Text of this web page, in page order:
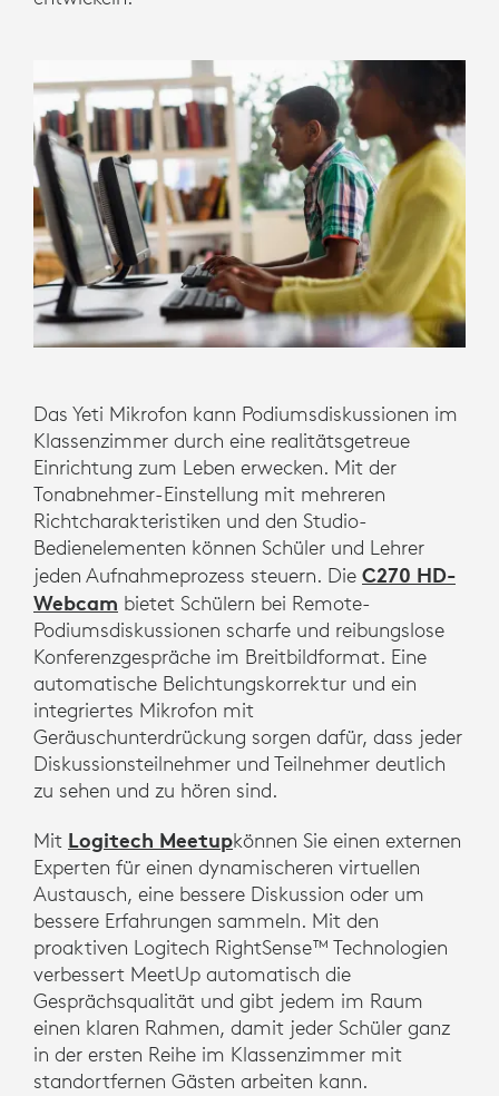
Das Yeti Mikrofon kann Podiumsdiskussionen im
Klassenzimmer durch eine realitätsgetreue
Einrichtung zum Leben erwecken. Mit der
Tonabnehmer-Einstellung mit mehreren
Richtcharakteristiken und den Studio-
Bedienelementen können Schüler und Lehrer
jeden Aufnahmeprozess steuern. Die C270 HD-
Webcam bietet Schülern bei Remote-
Podiumsdiskussionen scharfe und reibungslose
Konferenzgespräche im Breitbildformat. Eine
automatische Belichtungskorrektur und ein
integriertes Mikrofon mit
Geräuschunterdrückung sorgen dafür, dass jeder
Diskussionsteilnehmer und Teilnehmer deutlich
zu sehen und zu hören sind.
Mit Logitech Meetupkönnen Sie einen externen
Experten für einen dynamischeren virtuellen
Austausch, eine bessere Diskussion oder um
bessere Erfahrungen sammeln. Mit den
proaktiven Logitech RightSense™ Technologien
verbessert MeetUp automatisch die
Gesprächsqualität und gibt jedem im Raum
einen klaren Rahmen, damit jeder Schüler ganz
in der ersten Reihe im Klassenzimmer mit
standortfernen Gästen arbeiten kann.